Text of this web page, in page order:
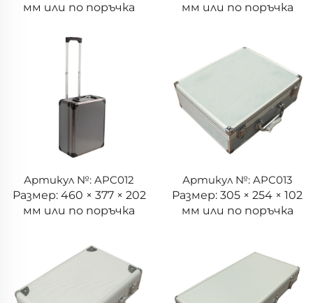
мм или по поръчка
мм или по поръчка
Артикул №: APC012
Размер: 460 × 377 × 202
мм или по поръчка
Артикул №: APC013
Размер: 305 × 254 × 102
мм или по поръчка